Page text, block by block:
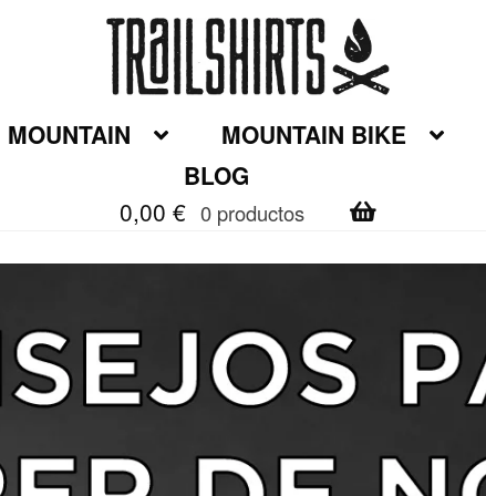
MOUNTAIN MOUNTAIN BIKE
BLOG
0,00€ 0 productos